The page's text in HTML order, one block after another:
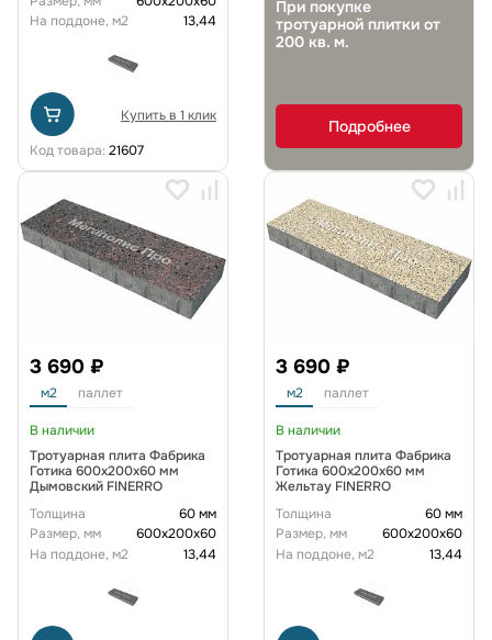
На поддоне, м2
13,44
Купить в 1 клик
Код товара: 21607
При покупке
тротуарной плитки от
200 кв. м.
Подробнее
3 690 ₽
м2 паллет
В наличии
Тротуарная плита Фабрика
Готика 600х200х60 мм
Дымовский FINERRO
Толщина
60 мм
Размер, мм
600х200х60
На поддоне, м2
13,44
3 690 ₽
м2 паллет
В наличии
Тротуарная плита Фабрика
Готика 600х200х60 мм
Жельтау FINERRO
Толщина
60 мм
Размер, мм
600х200х60
На поддоне, м2
13,44